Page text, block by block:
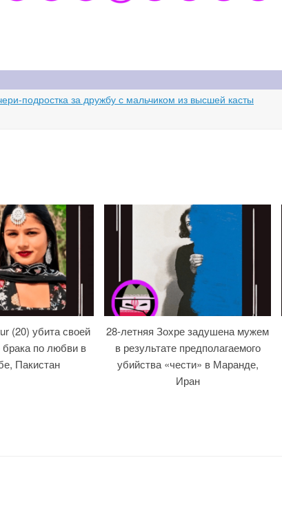
подростка за дружбу с мальчиком из высшей касты
(20) убита своей
по любви в
Пакистан
28-летняя Зохре задушена мужем
в результате предполагаемого
убийства «чести» в Маранде,
Иран